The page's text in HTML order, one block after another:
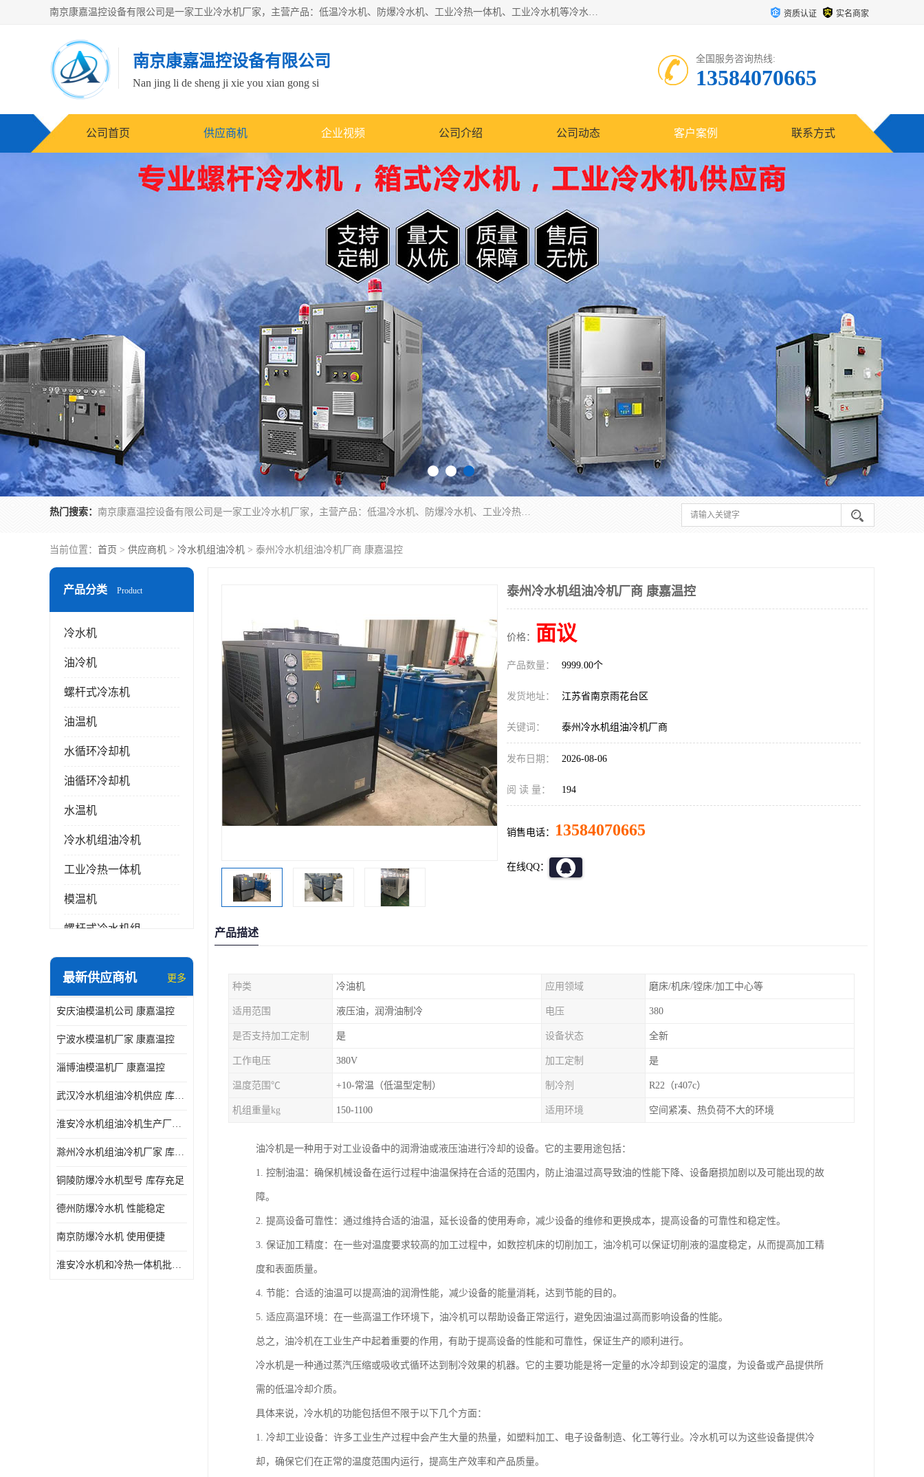
南京康嘉温控设备有限公司是一家工业冷水机厂家，主营产品：低温冷水机、防爆冷水机、工业冷热一体机、工业冷水机等冷水机，公司依托南京工业大学的技术，汇集众多业内技术，不断管理模式，使得我们的产品始终处于国内成员之一水平，在业界享有很高赞誉，是欧洲、北美、中东、东南亚等多个国家和地区。 资质认证 实名商家
南京康嘉温控设备有限公司
Nan jing li de sheng ji xie you xian gong si
全国服务咨询热线:
13584070665
公司首页 供应商机 企业视频 公司介绍 公司动态 客户案例 联系方式
热门搜索： 南京康嘉温控设备有限公司是一家工业冷水机厂家，主营产品：低温冷水机、防爆冷水机、工业冷热一体机、工业冷水机等冷水机，公司依托南京工业大学的技术，汇集众多业内技术，不断管理模式，使得我们的产品始终处于国内成员之一水平，在业界享有很高赞誉，是欧洲、北美、中东、东南亚等多个国家和地区。
当前位置： 首页 > 供应商机 > 冷水机组油冷机 > 泰州冷水机组油冷机厂商 康嘉温控
产品分类 Product
冷水机
油冷机
螺杆式冷冻机
油温机
水循环冷却机
油循环冷却机
水温机
冷水机组油冷机
工业冷热一体机
模温机
螺杆式冷水机组
冷水机和冷热一体机
防爆冷水机
最新供应商机 更多
安庆油模温机公司 康嘉温控
宁波水模温机厂家 康嘉温控
淄博油模温机厂 康嘉温控
武汉冷水机组油冷机供应 库存充足 康嘉温控
淮安冷水机组油冷机生产厂家 性能稳定 康嘉温控
滁州冷水机组油冷机厂家 库存充足 康嘉温控
铜陵防爆冷水机型号 库存充足
德州防爆冷水机 性能稳定
南京防爆冷水机 使用便捷
淮安冷水机和冷热一体机批发 性能稳定
泰州冷水机组油冷机厂商 康嘉温控
价格： 面议
产品数量： 9999.00个
发货地址： 江苏省南京雨花台区
关键词： 泰州冷水机组油冷机厂商
发布日期： 2026-08-06
阅 读 量： 194
销售电话： 13584070665
在线QQ：
产品描述
种类 冷油机 应用领域 磨床/机床/镗床/加工中心等
适用范围 液压油，润滑油制冷 电压 380
是否支持加工定制 是 设备状态 全新
工作电压 380V 加工定制 是
温度范围℃ +10-常温（低温型定制） 制冷剂 R22（r407c）
机组重量kg 150-1100 适用环境 空间紧凑、热负荷不大的环境
油冷机是一种用于对工业设备中的润滑油或液压油进行冷却的设备。它的主要用途包括：
1. 控制油温：确保机械设备在运行过程中油温保持在合适的范围内，防止油温过高导致油的性能下降、设备磨损加剧以及可能出现的故
障。
2. 提高设备可靠性：通过维持合适的油温，延长设备的使用寿命，减少设备的维修和更换成本，提高设备的可靠性和稳定性。
3. 保证加工精度：在一些对温度要求较高的加工过程中，如数控机床的切削加工，油冷机可以保证切削液的温度稳定，从而提高加工精
度和表面质量。
4. 节能：合适的油温可以提高油的润滑性能，减少设备的能量消耗，达到节能的目的。
5. 适应高温环境：在一些高温工作环境下，油冷机可以帮助设备正常运行，避免因油温过高而影响设备的性能。
总之，油冷机在工业生产中起着重要的作用，有助于提高设备的性能和可靠性，保证生产的顺利进行。
冷水机是一种通过蒸汽压缩或吸收式循环达到制冷效果的机器。它的主要功能是将一定量的水冷却到设定的温度，为设备或产品提供所
需的低温冷却介质。
具体来说，冷水机的功能包括但不限于以下几个方面：
1. 冷却工业设备：许多工业生产过程中会产生大量的热量，如塑料加工、电子设备制造、化工等行业。冷水机可以为这些设备提供冷
却，确保它们在正常的温度范围内运行，提高生产效率和产品质量。